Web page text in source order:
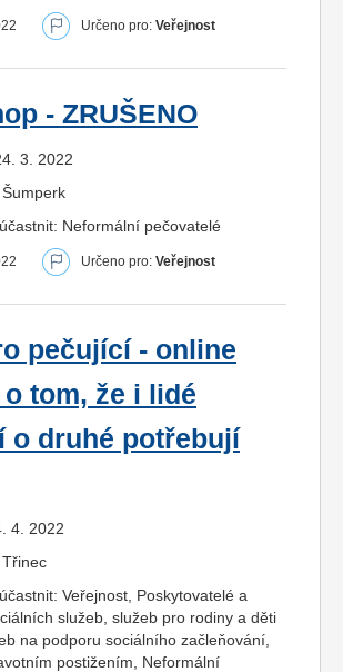
Určeno pro: Veřejnost
- ZRUŠENO
3. 2022
Neformální pečovatelé
Určeno pro: Veřejnost
pečující - online
tom, že i lidé
o druhé potřebují
4. 2022
Veřejnost, Poskytovatelé a
služeb, služeb pro rodiny a děti
na podporu sociálního začleňování,
postižením, Neformální